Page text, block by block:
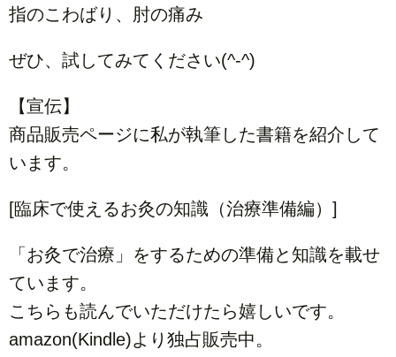
指のこわばり、肘の痛み
ぜひ、試してみてください(^-^)
【宣伝】
商品販売ページに私が執筆した書籍を紹介して
います。
[臨床で使えるお灸の知識（治療準備編）]
「お灸で治療」をするための準備と知識を載せ
ています。
こちらも読んでいただけたら嬉しいです。
amazon(Kindle)より独占販売中。